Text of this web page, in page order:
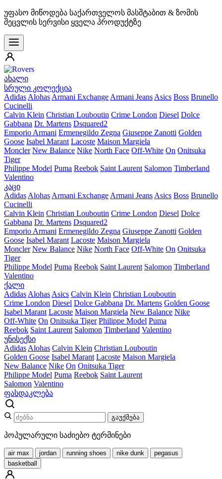
უფასო მიწოდება საქართველოს მასშტაბით & ზომის
შეცვლის სერვისი ყველა პროდუქტზე
ახალი
სრული კოლექცია
Adidas Alohas Armani Exchange Armani Jeans Asics Boss Brunello
Cucinelli
Calvin Klein Christian Louboutin Crime London Diesel Dolce
Gabbana Dr. Martens Dsquared2
Emporio Armani Ermenegildo Zegna Giuseppe Zanotti Golden
Goose Isabel Marant Lacoste Maison Margiela
Moncler New Balance Nike North Face Off-White On Onitsuka
Tiger
Philippe Model Puma Reebok Saint Laurent Salomon Timberland
Valentino
კაცი
Adidas Alohas Armani Exchange Armani Jeans Asics Boss Brunello
Cucinelli
Calvin Klein Christian Louboutin Crime London Diesel Dolce
Gabbana Dr. Martens Dsquared2
Emporio Armani Ermenegildo Zegna Giuseppe Zanotti Golden
Goose Isabel Marant Lacoste Maison Margiela
Moncler New Balance Nike North Face Off-White On Onitsuka
Tiger
Philippe Model Puma Reebok Saint Laurent Salomon Timberland
Valentino
ქალი
Adidas Alohas Asics Calvin Klein Christian Louboutin
Crime London Diesel Dolce Gabbana Dr. Martens Golden Goose
Isabel Marant Lacoste Maison Margiela New Balance Nike
Off-White On Onitsuka Tiger Philippe Model Puma
Reebok Saint Laurent Salomon Timberland Valentino
უნისექსი
Adidas Alohas Calvin Klein Christian Louboutin
Golden Goose Isabel Marant Lacoste Maison Margiela
New Balance Nike On Onitsuka Tiger
Philippe Model Puma Reebok Saint Laurent
Salomon Valentino
ფასდაკლება
გაუქმება
პოპულარული საძიებო ტერმინები
air max jordan running shoes nike dunk
pegasus
basketball